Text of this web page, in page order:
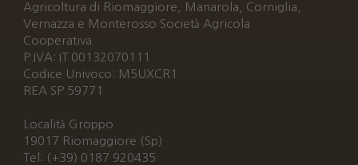
Agricoltura di Riomaggiore, Manarola, Corniglia,
Vernazza e Monterosso Società Agricola
Cooperativa
P.IVA: IT 00132070111
Codice Univoco: M5UXCR1
REA SP 59771
Località Groppo
19017 Riomaggiore (Sp)
Tel: (+39) 0187 920435